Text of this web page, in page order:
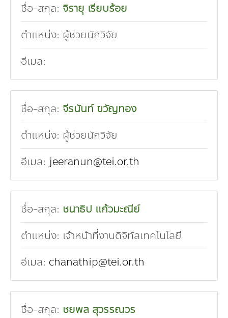
ชื่อ-สกุล: จิรายุ เรียบร้อย
ตำแหน่ง: ผู้ช่วยนักวิจัย
อีเมล:
ชื่อ-สกุล: จีรนันท์ ขวัญทอง
ตำแหน่ง: ผู้ช่วยนักวิจัย
อีเมล: jeeranun@tei.or.th
ชื่อ-สกุล: ชนาธิป แก้วมะณีย์
ตำแหน่ง: เจ้าหน้าที่งานดิจิทัลเทคโนโลยี
อีเมล: chanathip@tei.or.th
ชื่อ-สกุล: ชยพล สุวรรณวร